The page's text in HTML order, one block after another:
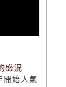
盛況
開始人氣